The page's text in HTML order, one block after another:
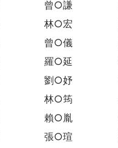
曾○謙
林○宏
曾○儀
羅○延
劉○妤
林○筠
賴○胤
張○瑄